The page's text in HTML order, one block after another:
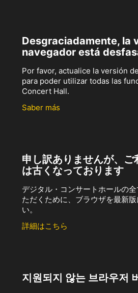
Desgraciadamente, la
navegador está
Por favor, actualice la versión
para poder utilizar todas las
Concert Hall.
Saber más
申し訳ありませんが、ご
は古くなっております
デジタル・コンサートホールの
ただくために、ブラウザを最新
い。
詳細はこちら
지원되지 않는 브라우저